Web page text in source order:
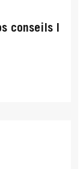
conseils |